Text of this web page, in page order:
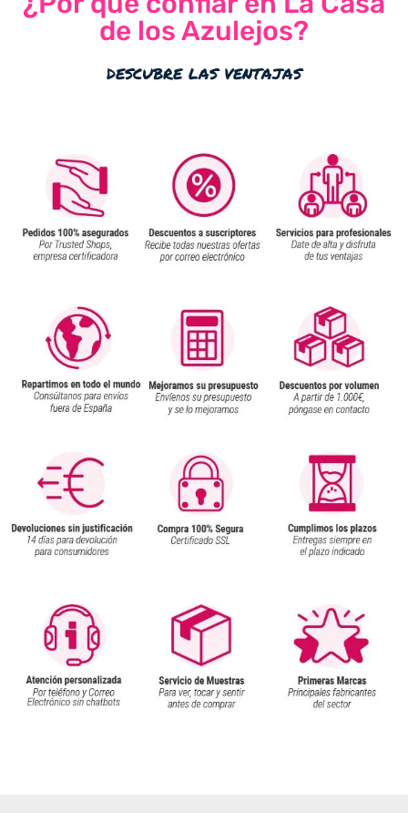
de los Azulejos?
descubre las ventajas